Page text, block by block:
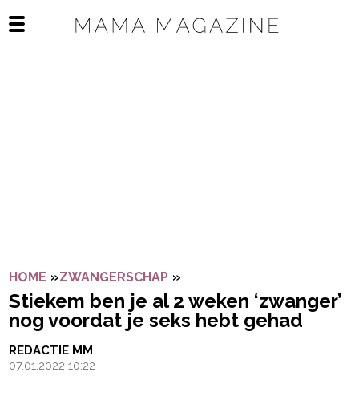
Open het mobiele menu
HOME »ZWANGERSCHAP »
Stiekem ben je al 2 weken ‘zwanger’
nog voordat je seks hebt gehad
REDACTIE MM
07.01.2022 10:22